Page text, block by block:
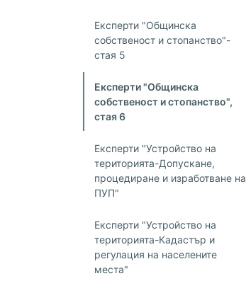
Експерти "Общинска
собственост и стопанство"-
стая 5
Експерти "Общинска
собственост и стопанство",
стая 6
Експерти "Устройство на
територията-Допускане,
процедиране и изработване на
ПУП"
Експерти "Устройство на
територията-Кадастър и
регулация на населените
места"